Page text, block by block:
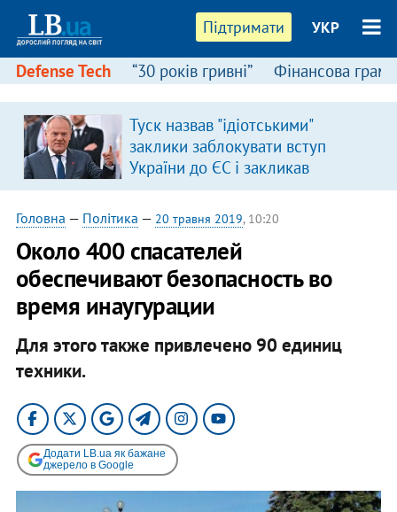
Підтримати УКР
Defense Tech “30 років гривні” Фінансова
Туск назвав "ідіотськими"
заклики заблокувати вступ
України до ЄС і закликав
припинити антиукраїнську
риторику
Головна — Політика — 20 травня 2019, 10:20
Около 400 спасателей
обеспечивают безопасность во
время инаугурации
Для этого также привлечено 90 единиц
техники.
Додати LB.ua як бажане
джерело в Google